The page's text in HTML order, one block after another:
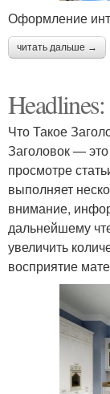
Оформление
читать дальше →
Headlines:
Что Такое
Заголовок — это
просмотре
выполняет
внимание,
дальнейшему
увеличить
восприятие